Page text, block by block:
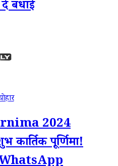
बधाई
2024
पूर्णिमा!
WhatsApp